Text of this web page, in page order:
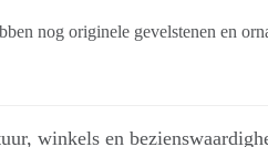
nog originele gevelstenen en
winkels en